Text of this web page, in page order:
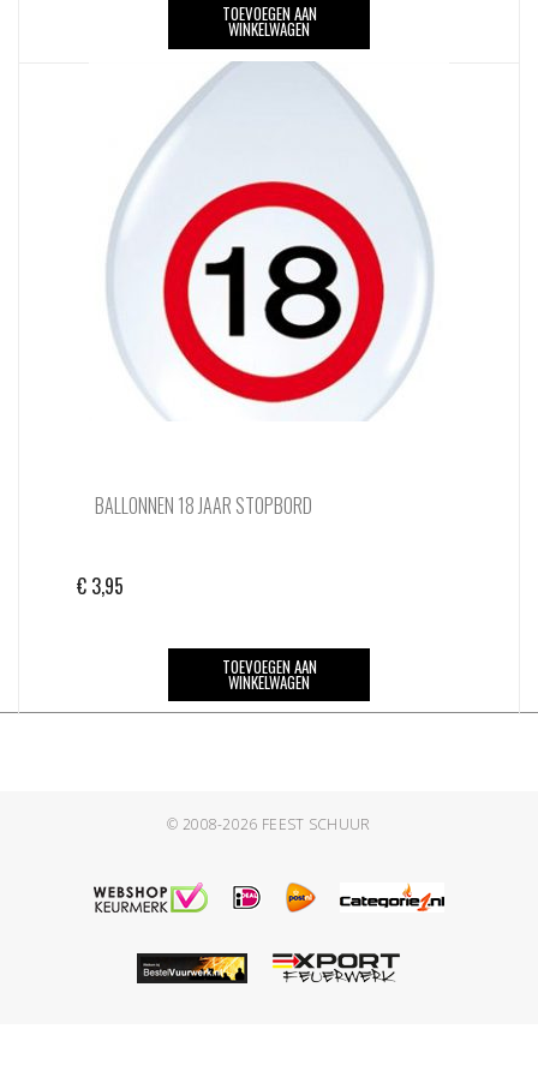
TOEVOEGEN AAN
WINKELWAGEN
BALLONNEN 18 JAAR STOPBORD
€ 3,95
TOEVOEGEN AAN
WINKELWAGEN
© 2008-2026 FEEST SCHUUR